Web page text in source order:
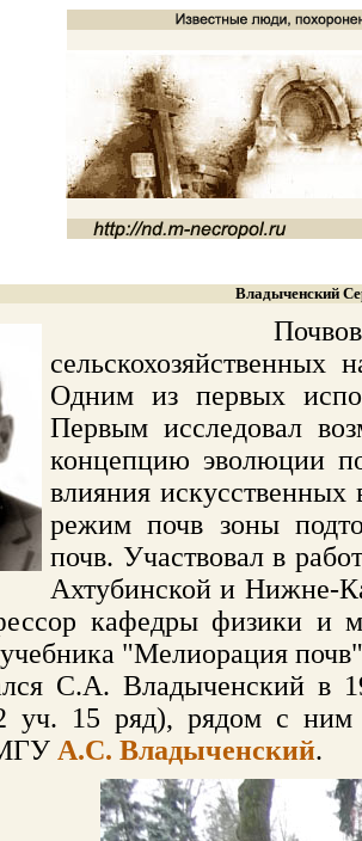
Владыченский
Почвовед-
Одним из первых
Первым исследовал
концепцию эволюции
влияния
режим почв зоны
почв. Участвовал в
Ахтубинской и Нижне-
кафедры физики и
"Мелиорация
С.А. Владыченский в
уч. 15 ряд), рядом с ним
А.С. Владыченский.